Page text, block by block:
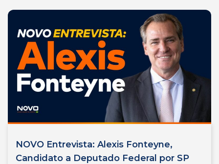
NOVO Entrevista: Alexis Fonteyne,
Candidato a Deputado Federal por SP